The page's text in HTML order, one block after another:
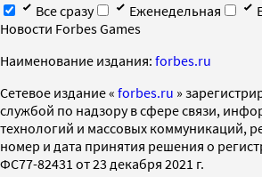
Все сразу
Еженедельная
Новости Forbes Games
Наименование издания: forbes.ru
Cетевое издание « forbes.ru »
службой по надзору в сфере связи,
технологий и массовых коммуникаций,
номер и дата принятия решения о
ФС77-82431 от 23 декабря 2021 г.